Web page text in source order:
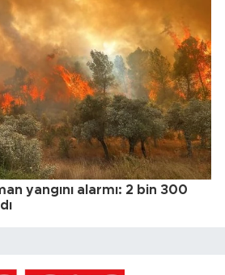
yangını alarmı: 2 bin 300